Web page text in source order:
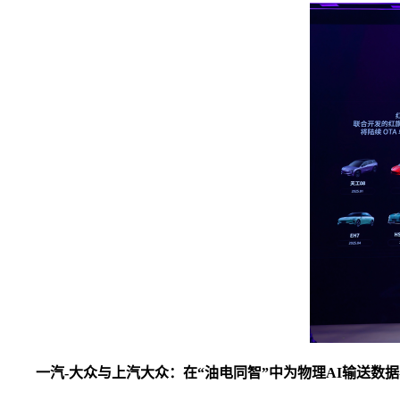
一汽-大众与上汽大众：在“油电同智”中为物理AI输送数